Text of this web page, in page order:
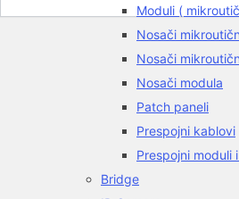
Moduli (
Nosači
Nosači
Nosači modula
Patch paneli
Prespojni kablovi
Prespojni moduli
Bridge